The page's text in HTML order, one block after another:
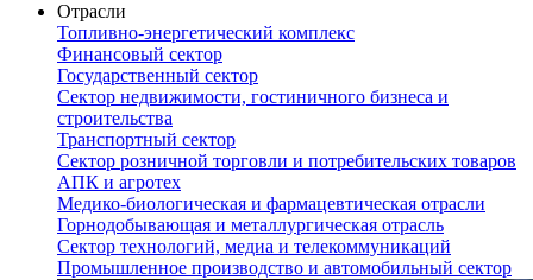
Отрасли
Топливно-энергетический комплекс
Финансовый сектор
Государственный сектор
Сектор недвижимости, гостиничного бизнеса и
строительства
Транспортный сектор
Сектор розничной торговли и потребительских товаров
АПК и агротех
Медико-биологическая и фармацевтическая отрасли
Горнодобывающая и металлургическая отрасль
Сектор технологий, медиа и телекоммуникаций
Промышленное производство и автомобильный сектор